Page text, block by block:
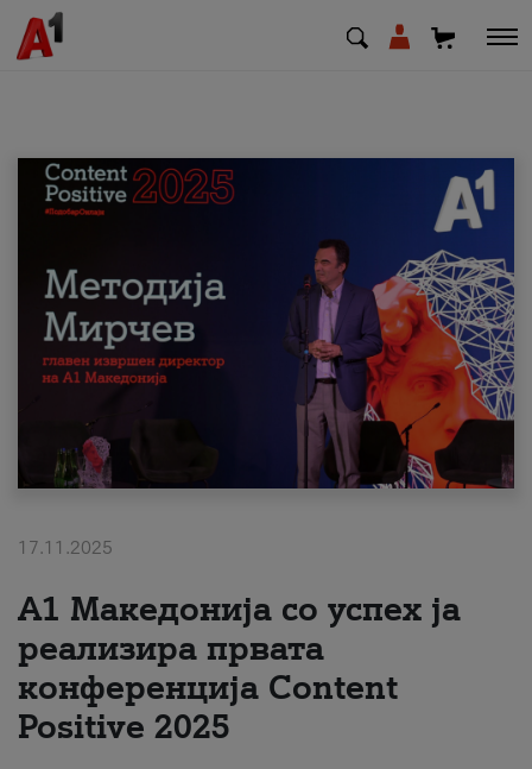
МК EN
Приватни Деловни
Поддршка
Надополни кредит
#ПодобарОнлајн
17.11.2025
А1 Македонија со успех ја
реализира првата
конференција Content
Positive 2025